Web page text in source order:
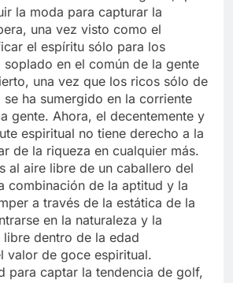
la moda para capturar la
una vez visto como el
el espíritu sólo para los
soplado en el común de la gente
una vez que los ricos sólo de
se ha sumergido en la corriente
gente. Ahora, el decentemente y
espiritual no tiene derecho a la
de la riqueza en cualquier más.
al aire libre de un caballero del
combinación de la aptitud y la
a través de la estática de la
en la naturaleza y la
dentro de la edad
valor de goce espiritual.
para captar la tendencia de golf,